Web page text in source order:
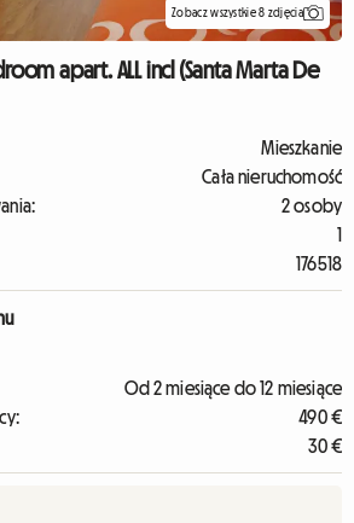
Zobacz wszystkie 8 zdjęcia
apart. ALL incl (Santa Marta De
Mieszkanie
Cała nieruchomość
2 osoby
1
176518
Od 2 miesiące do 12 miesiące
490 €
30 €